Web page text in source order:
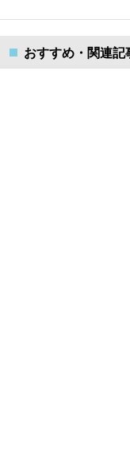
おすすめ・関連記